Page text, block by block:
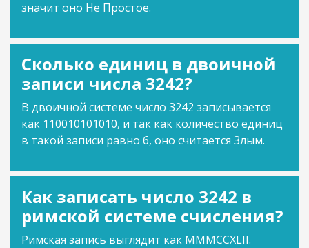
значит оно Не Простое.
Сколько единиц в двоичной
записи числа 3242?
В двоичной системе число 3242 записывается
как 110010101010, и так как количество единиц
в такой записи равно 6, оно считается Злым.
Как записать число 3242 в
римской системе счисления?
Римская запись выглядит как MMMCCXLII.